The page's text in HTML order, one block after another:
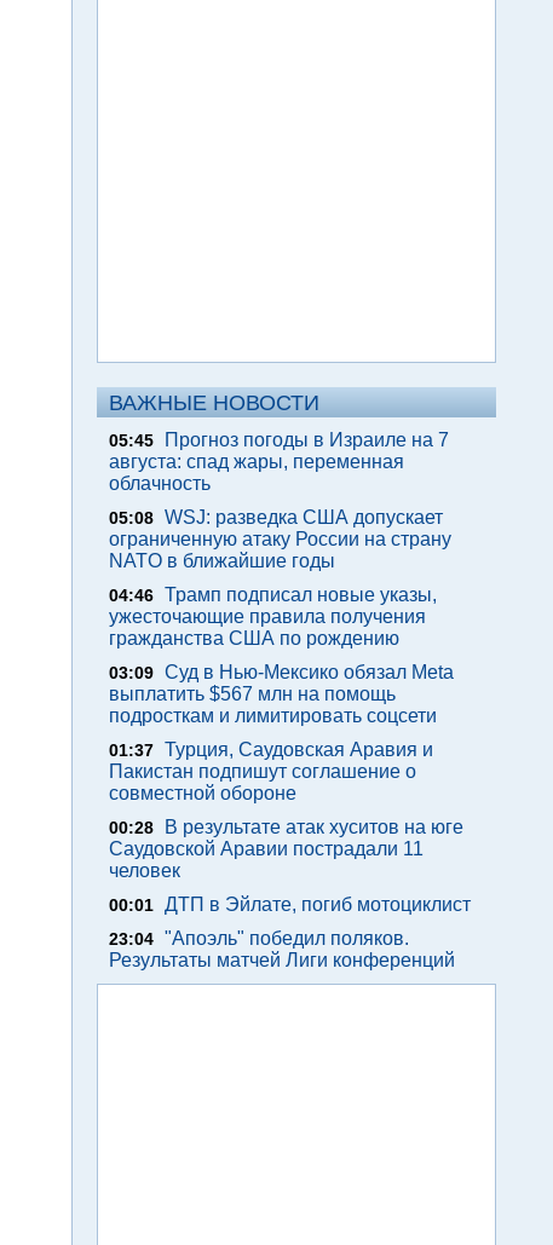
ВАЖНЫЕ НОВОСТИ
05:45
Прогноз погоды в Израиле на 7
августа: спад жары, переменная
облачность
05:08 WSJ: разведка США допускает
ограниченную атаку России на страну
NATO в ближайшие годы
04:46 Трамп подписал новые указы,
ужесточающие правила получения
гражданства США по рождению
03:09 Суд в Нью-Мексико обязал Meta
выплатить $567 млн на помощь
подросткам и лимитировать соцсети
01:37 Турция, Саудовская Аравия и
Пакистан подпишут соглашение о
совместной обороне
00:28
В результате атак хуситов на юге
Саудовской Аравии пострадали 11
человек
00:01 ДТП в Эйлате, погиб мотоциклист
23:04 "Апоэль" победил поляков.
Результаты матчей Лиги конференций